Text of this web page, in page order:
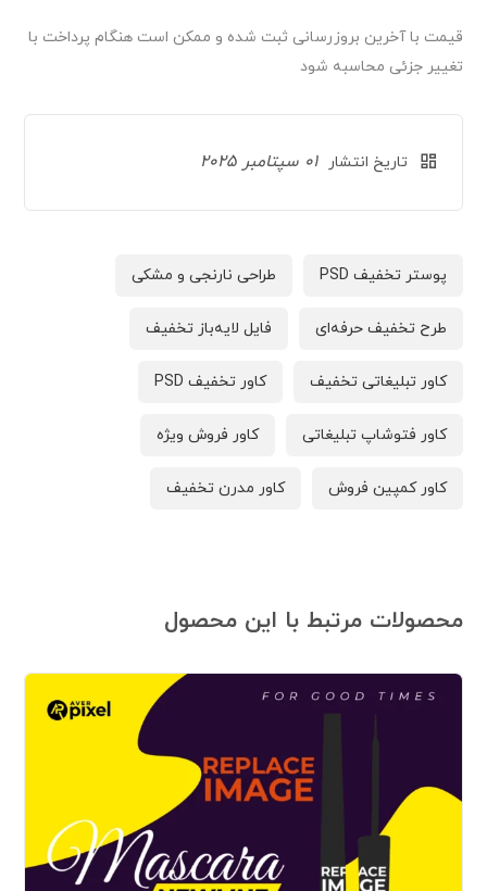
قیمت‌ با آخرین بروزرسانی ثبت شده و ممکن است هنگام پرداخت با
تغییر جزئی محاسبه شود
تاریخ انتشار 01 سپتامبر 2025
پوستر تخفیف PSD طراحی نارنجی و مشکی
طرح تخفیف حرفه‌ای فایل لایه‌باز تخفیف
کاور تبلیغاتی تخفیف کاور تخفیف PSD
کاور فتوشاپ تبلیغاتی کاور فروش ویژه
کاور کمپین فروش کاور مدرن تخفیف
محصولات مرتبط با این محصول